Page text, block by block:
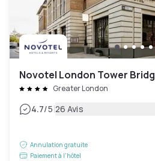
Novotel London Tower
Greater London
4.7/5|26 Avis
Annulation gratuite
Paiement à l'hôtel